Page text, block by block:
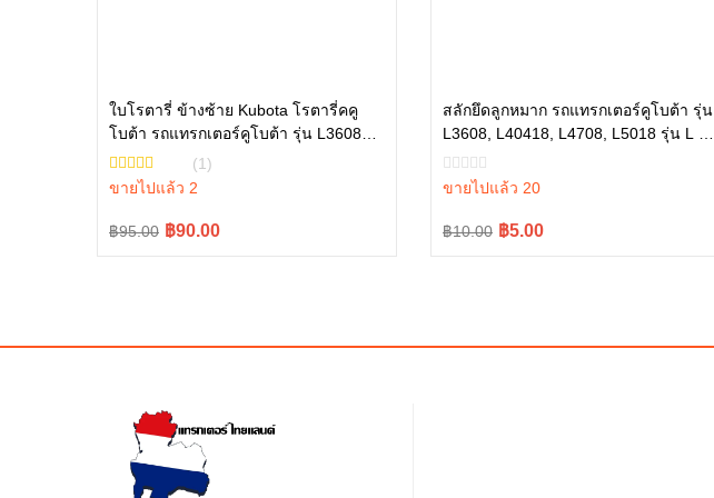
ใบโรตารี่ ข้างซ้าย Kubota โรตารี่คคู
โบต้า รถแทรกเตอร์คูโบต้า รุ่น L3608
L4018 W9516-54163
(1)
ขายไปแล้ว 2
฿95.00
Original฿90.00
Current
หยิบใส่ตะกร้า
สลักยึดลูกหมาก รถแทรกเตอร์คูโบต้า รุ่น
L3608, L40418, L4708, L5018 รุ่น L ทุก
รุ่น 05511-50328
ขายไปแล้ว 20
฿10.00
Original฿5.00
Current
หยิบใส่ตะกร้า